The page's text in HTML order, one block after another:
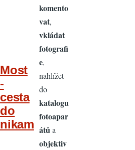
Most
-
cesta
do
nikam
komento
vat,
vkládat
fotografi
e,
nahlížet
do
katalogu
fotoapar
átů a
objektiv